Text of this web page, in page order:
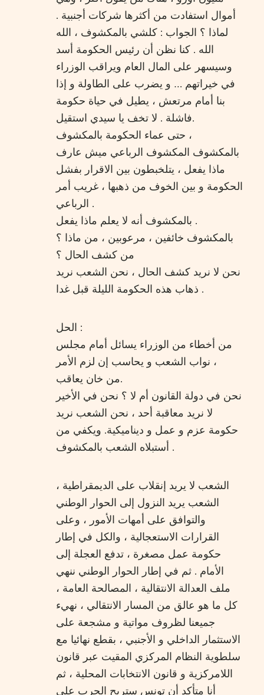
أموال استفادت من أكثرها شركات أجنبية .
لماذا ؟ الجواب : كلشي بالمكشوف ، الله
الله . كنا نظن أن رئيس الحكومة أسد
وسيسهر على المال العام ويراقب الوزراء
في خيراتهم … و يضرب على الطاولة و إذا
بنا أمام مرتعش ، يطيل في حياة حكومة
فاشلة . لا تخف يا سيدي استقيل.
حتى عماء الحكومة بالمكشوف ،
بالمكشوف المكشوف الرباعي ميش عارف
ماذا يفعل ، يتلخبطون بين الاقرار بفشل
الحكومة و بين الخوف من ذهبها ، غريب أمر
الرباعي .
بالمكشوف أنه لا يعلم ماذا يفعل .
بالمكشوف خائفين ، مرعوبين ، من ماذا ؟
من كشف الحال ؟
نحن لا نريد كشف الحال ، نحن الشعب نريد
ذهاب هذه الحكومة الليلة قبل غدا .
الحل :
من أخطاء من الوزراء يسائل أمام مجلس
نواب الشعب و يحاسب إن لزم الأمر ،
من خان يعاقب.
نحن في دولة القانون أم لا ؟ نحن في الأخير
لا نريد معاقبة أحد ، نحن الشعب نريد
حكومة عزم و عمل و ديناميكية. ويكفي من
أستبلاه الشعب بالمكشوف .
الشعب لا يريد إنقلاب على الديمقراطية ،
الشعب يريد النزول إلى الحوار الوطني
والتوافق على أمهات الأمور ، وعلى
القرارات الاستعجالية ، والكل في إطار
حكومة عمل مصغرة ، تدفع العجلة إلى
الأمام . ثم في إطار الحوار الوطني ننهي
ملف العدالة الانتقالية ، المصالحة العامة ،
كل ما هو عالق من المسار الانتقالي ، نهيء
جميعنا لظروف مواتية و مشجعة على
الاستثمار الداخلي و الأجنبي ، بقطع نهائيا مع
سلطوية النظام المركزي المقيت عبر قانون
اللامركزية و قانون الانتخابات المحلية ، ثم
أنا متأكد أن تونس ستربح الحرب على